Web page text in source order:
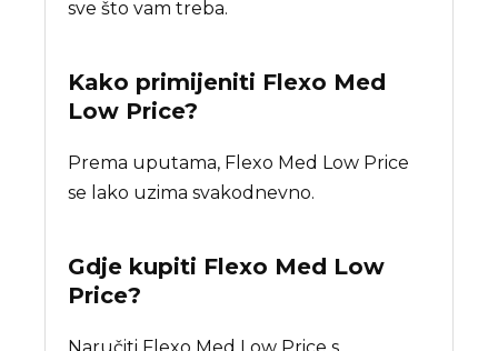
sve što vam treba.
Kako primijeniti Flexo Med
Low Price?
Prema uputama, Flexo Med Low Price
se lako uzima svakodnevno.
Gdje kupiti Flexo Med Low
Price?